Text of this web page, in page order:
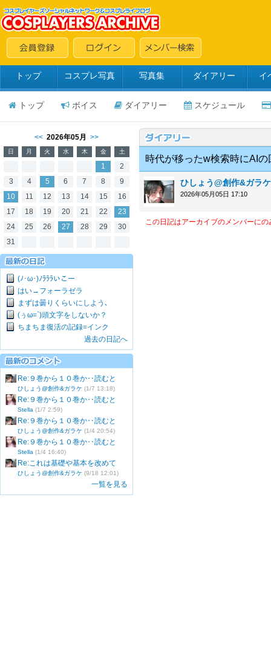
トップ コスプレ写真 写真集 ダイアリー イ
トップ ボイス ダイアリー スケジュール
<< 2026年05月 >>
日 月 火 水 木 金 土
1
2
3
4 5 6 7 8
9
10
11 12 13 14 15
16
17
18 19 20 21 22
23
24
25 26 27 28 29
30
31
(ﾉ･ω･)ﾉﾗﾗﾗいこー
はい→フォーラゼラ
まずは曇りくらいにしよう､
(ぅω=`)頭文字をしないか？
ちまちま復活の記録=インク
過去の日記へ
Re:９巻から１０巻か‥読むと
ひしょう@創作&ガラケ (1/7 13:18)
Re:９巻から１０巻か‥読むと
Stella (1/7 2:59)
Re:９巻から１０巻か‥読むと
ひしょう@創作&ガラケ (1/4 20:54)
Re:９巻から１０巻か‥読むと
Stella (1/4 16:40)
Re:これは基礎や基本を改めて
ひしょう@創作&ガラケ (9/18 12:01)
一覧を見る
時代が移ったw検索時にAI
ひしょう@創作&ガラ
2026年05月05日 17:10
この日記はアーカイブのメンバーに